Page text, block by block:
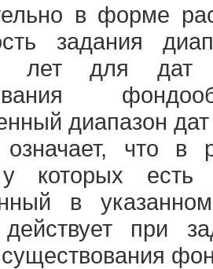
в форме
задания
лет для
диапазон
что в
которых есть
в
при